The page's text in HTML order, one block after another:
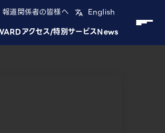
アクセス/特別サービスNews
報道関係者の皆様へ English